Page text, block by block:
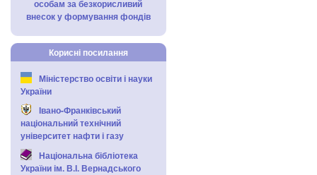
особам за безкорисливий
внесок у формування фондів
Корисні посилання
Міністерство освіти і науки
України
Івано-Франківський
національний технічний
університет нафти і газу
Національна бібліотека
України ім. В.І. Вернадського